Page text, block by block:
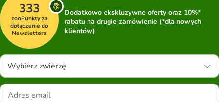
333
zooPunkty za
dołączenie do
Newslettera
Dodatkowo ekskluzywne oferty oraz 10%*
rabatu na drugie zamówienie (*dla nowych
klientów)
Wybierz zwierzę